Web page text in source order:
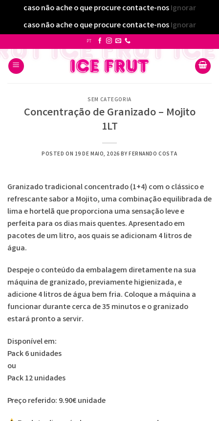
caso não ache o que procure contacte-nosIgnorar
caso não ache o que procure contacte-nosIgnorar
to
content
PT
SEM CATEGORIA
Concentração de Granizado – Mojito
1LT
POSTED ON 19 DE MAIO, 2026BYFERNANDO COSTA
Granizado tradicional concentrado (1+4) com o clássico e
refrescante sabor a Mojito, uma combinação equilibrada de
lima e hortelã que proporciona uma sensação leve e
perfeita para os dias mais quentes. Apresentado em
pacotes de um litro, aos quais se adicionam 4 litros de
água.
Despeje o conteúdo da embalagem diretamente na sua
máquina de granizado, previamente higienizada, e
adicione 4 litros de água bem fria. Coloque a máquina a
funcionar durante cerca de 35 minutos e o granizado
estará pronto a servir.
Disponível em:
Pack 6 unidades
ou
Pack 12 unidades
Preço referido: 9.90€ unidade